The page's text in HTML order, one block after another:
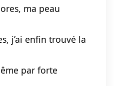
ma peau
j’ai enfin trouvé la
par forte